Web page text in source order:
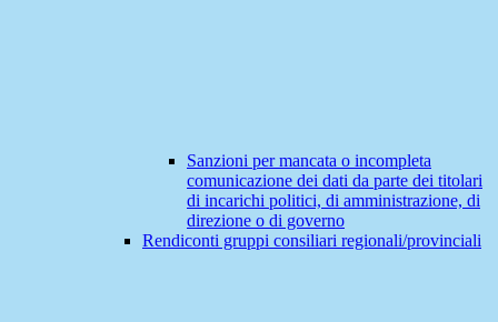
Sanzioni per mancata o incompleta
comunicazione dei dati da parte dei titolari
di incarichi politici, di amministrazione, di
direzione o di governo
Rendiconti gruppi consiliari regionali/provinciali